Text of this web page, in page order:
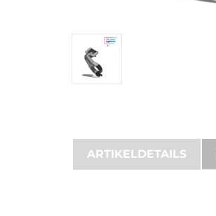
ARTIKELDETAILS